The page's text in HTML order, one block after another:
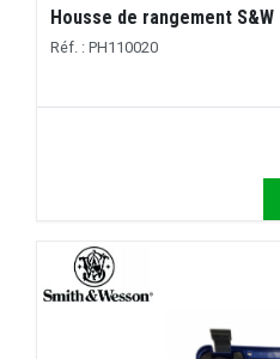
Housse de rangement S&W
Réf. : PH110020